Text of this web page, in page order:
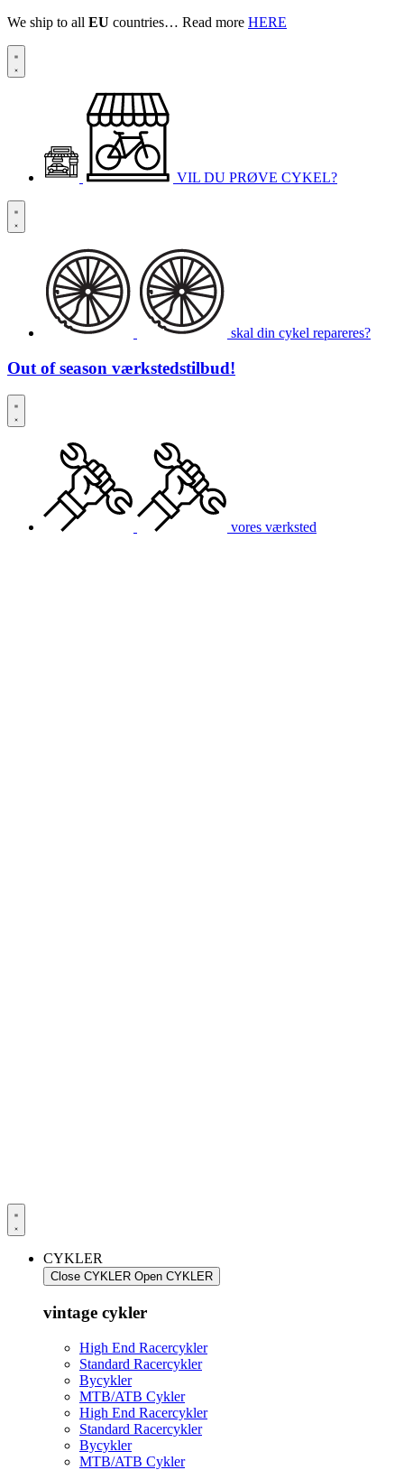
We ship to all EU countries… Read more HERE
VIL DU PRØVE CYKEL?
skal din cykel repareres?
Out of season værkstedstilbud!
vores værksted
CYKLER
Close CYKLER Open CYKLER
vintage cykler
High End Racercykler
Standard Racercykler
Bycykler
MTB/ATB Cykler
High End Racercykler
Standard Racercykler
Bycykler
MTB/ATB Cykler